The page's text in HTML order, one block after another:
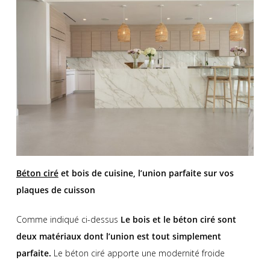
Béton ciréet bois de cuisine, l’union parfaite sur vos
plaques de cuisson
Comme indiqué ci-dessus Le bois et le béton ciré sont
deux matériaux dont l’union est tout simplement
parfaite. Le béton ciré apporte une modernité froide